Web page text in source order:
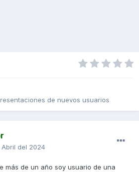
de nuevos usuarios
Abril del 2024
más de un año soy usuario de una